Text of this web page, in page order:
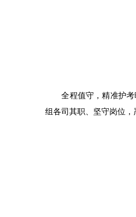
全程值守，精准护考暖
组各司其职、坚守岗位